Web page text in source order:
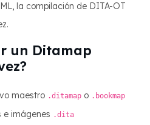
la compilación de DITA-OT
un Ditamap
maestro .ditamap o .bookmap
e imágenes .dita